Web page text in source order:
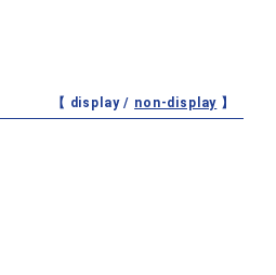
【 display / non-display 】